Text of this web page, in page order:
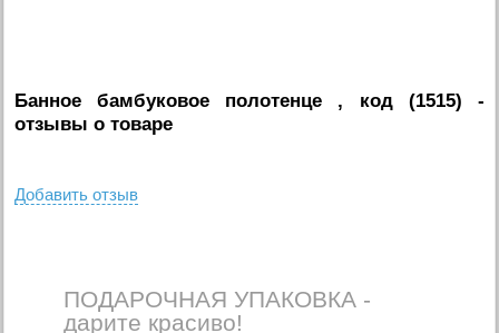
Банное бамбуковое полотенце , код (1515) -
отзывы о товаре
Добавить отзыв
ПОДАРОЧНАЯ УПАКОВКА -
дарите красиво!